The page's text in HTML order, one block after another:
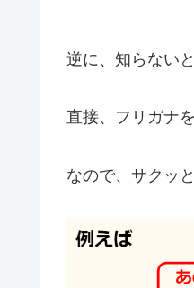
逆に、知らないと
直接、フリガナ
なので、サクッ